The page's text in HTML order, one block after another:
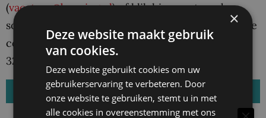
(vacature@banning.nl) of klik hiernaast op de
sollicitatiebutton. Voor inhoudelijke vragen kun je
contact met Charlotte opnemen via 06 – 118 310
32 of
Reageer op deze vacature
×
Deze website maakt gebruik
van cookies.
Deze website gebruikt cookies om uw
gebruikerservaring te verbeteren. Door
onze website te gebruiken, stemt u in met
alle cookies in overeenstemming met ons